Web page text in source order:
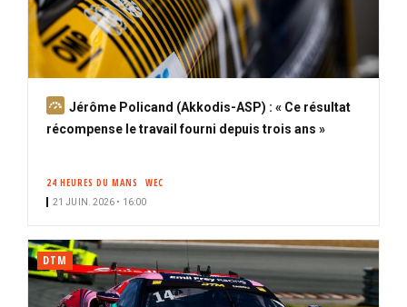
A
b
Jérôme Policand (Akkodis-ASP) : « Ce résultat
récompense le travail fourni depuis trois ans »
24 HEURES DU MANS WEC
21 JUIN. 2026 • 16:00
DTM